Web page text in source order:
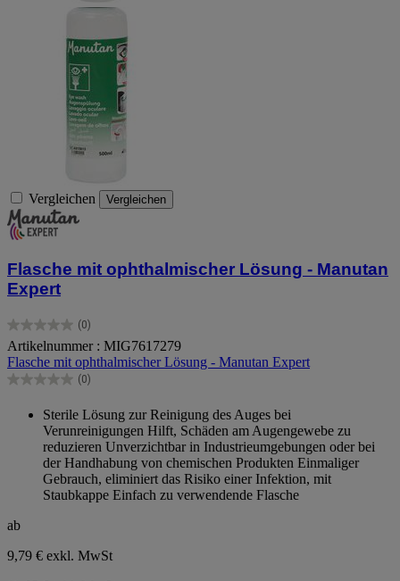
Vergleichen Vergleichen
Flasche mit ophthalmischer Lösung - Manutan
Expert
(0)
0.0
von
5
Sternen.
Artikelnummer : MIG7617279
Flasche mit ophthalmischer Lösung - Manutan Expert
(0)
0.0
Sternen.
Sterile Lösung zur Reinigung des Auges bei
Verunreinigungen Hilft, Schäden am Augengewebe zu
reduzieren Unverzichtbar in Industrieumgebungen oder bei
der Handhabung von chemischen Produkten Einmaliger
Gebrauch, eliminiert das Risiko einer Infektion, mit
Staubkappe Einfach zu verwendende Flasche
ab
9,79 € exkl. MwSt